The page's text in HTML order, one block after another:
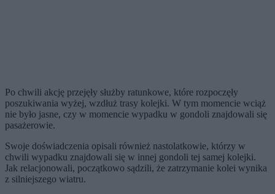
Po chwili akcję przejęły służby ratunkowe, które rozpoczęły
poszukiwania wyżej, wzdłuż trasy kolejki. W tym momencie wciąż
nie było jasne, czy w momencie wypadku w gondoli znajdowali się
pasażerowie.
Swoje doświadczenia opisali również nastolatkowie, którzy w
chwili wypadku znajdowali się w innej gondoli tej samej kolejki.
Jak relacjonowali, początkowo sądzili, że zatrzymanie kolei wynika
z silniejszego wiatru.